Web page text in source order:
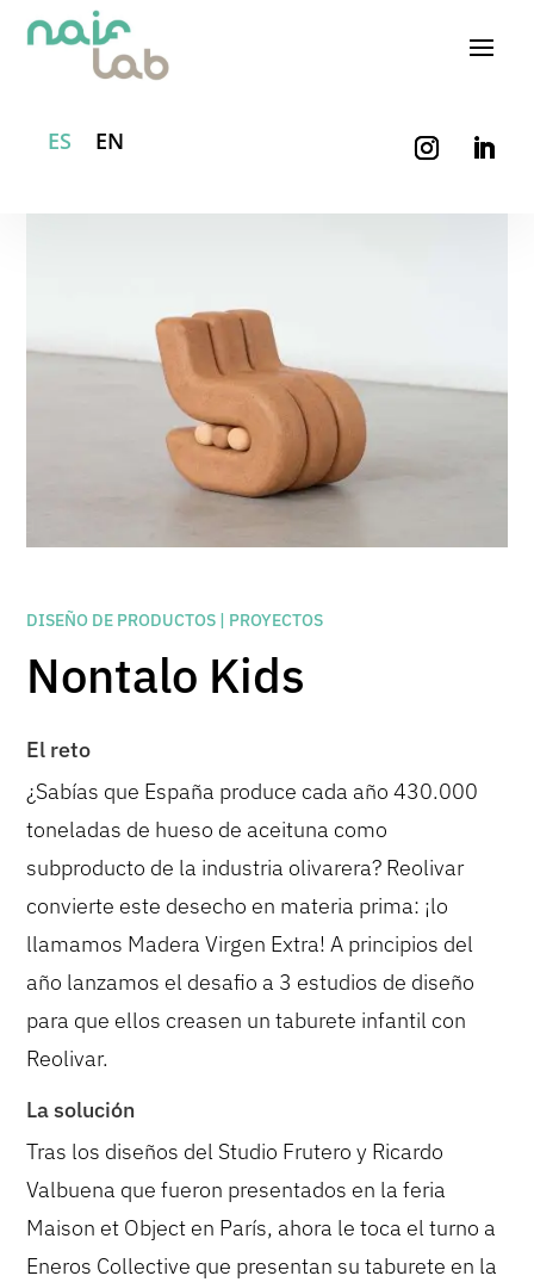
ES EN
DISEÑO DE PRODUCTOS | PROYECTOS
Nontalo Kids
El reto
¿Sabías que España produce cada año 430.000
toneladas de hueso de aceituna como
subproducto de la industria olivarera? Reolivar
convierte este desecho en materia prima: ¡lo
llamamos Madera Virgen Extra! A principios del
año lanzamos el desafio a 3 estudios de diseño
para que ellos creasen un taburete infantil con
Reolivar.
La solución
Tras los diseños del Studio Frutero y Ricardo
Valbuena que fueron presentados en la feria
Maison et Object en París, ahora le toca el turno a
Eneros Collective que presentan su taburete en la